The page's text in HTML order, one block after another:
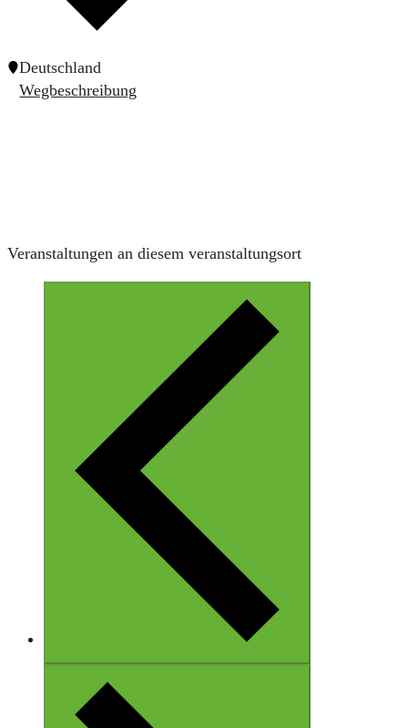
Deutschland
Wegbeschreibung
Veranstaltungen an diesem veranstaltungsort